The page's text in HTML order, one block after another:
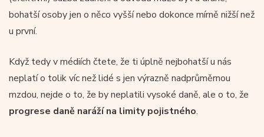
bohatší osoby jen o něco vyšší nebo dokonce mírně nižší než
u první.
Když tedy v médiích čtete, že ti úplně nejbohatší u nás
neplatí o tolik víc než lidé s jen výrazně nadprůměrnou
mzdou, nejde o to, že by neplatili vysoké daně, ale o to, že
progrese daně naráží na limity pojistného.